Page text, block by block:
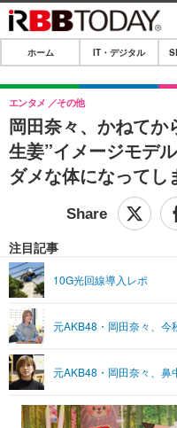
ホーム
IT・デジタル
IT・デジタルTOP
ネタ
ショッピング
SPEED TEST
エンタメ
エンタメTOP
音楽
ペット
リリース一覧
プッシュ通知の停止方法
ホーム IT・デジタル
岡田奈々、かねてか
生姜”イメージモデ
ダメな体になってし
エンタメ その他
注目記事
10G光回線導入レポ
元AKB48・岡田奈々、今
元AKB48・岡田奈々、鼻